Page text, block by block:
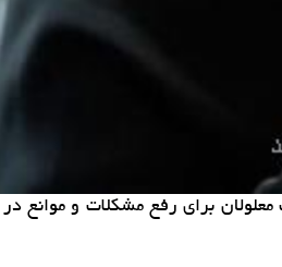
برای رفع مشکلات و موانع